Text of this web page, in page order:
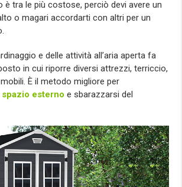
è tra le più costose, perciò devi avere un
o magari accordarti con altri per un
e delle attività all’aria aperta fa
in cui riporre diversi attrezzi, terriccio,
È il metodo migliore per
esterno e sbarazzarsi del